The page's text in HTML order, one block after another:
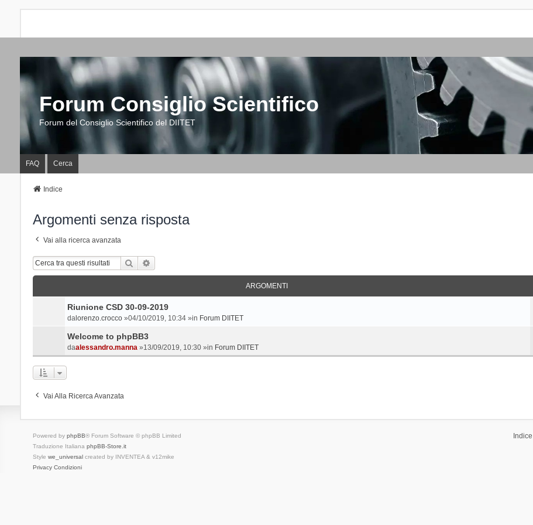
Forum Consiglio Scientifico
Forum del Consiglio Scientifico del DIITET
FAQ Cerca
Indice
Argomenti senza risposta
Vai alla ricerca avanzata
Cerca
ARGOMENTI
Riunione CSD 30-09-2019
dalorenzo.crocco»04/10/2019, 10:34 »in Forum DIITET
Welcome to phpBB3
daalessandro.manna»13/09/2019, 10:30 »in Forum DIITET
Vai Alla Ricerca Avanzata
Indice
Powered by phpBB® Forum Software © phpBB Limited
Traduzione Italiana phpBB-Store.it
Style we_universalcreated by INVENTEA & v12mike
Privacy Condizioni